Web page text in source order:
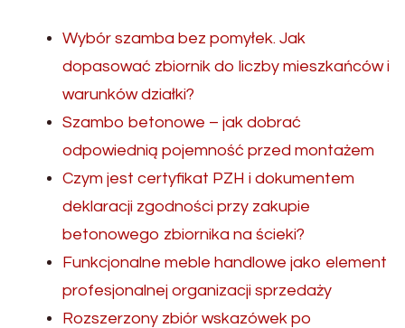
Wybór szamba bez pomyłek. Jak
dopasować zbiornik do liczby mieszkańców i
warunków działki?
Szambo betonowe – jak dobrać
odpowiednią pojemność przed montażem
Czym jest certyfikat PZH i dokumentem
deklaracji zgodności przy zakupie
betonowego zbiornika na ścieki?
Funkcjonalne meble handlowe jako element
profesjonalnej organizacji sprzedaży
Rozszerzony zbiór wskazówek po